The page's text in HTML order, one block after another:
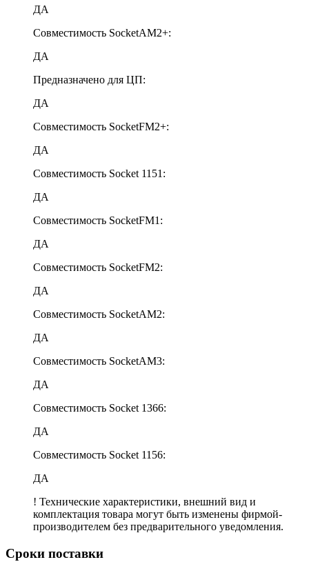
ДА
Совместимость SocketAM2+:
ДА
Предназначено для ЦП:
ДА
Совместимость SocketFM2+:
ДА
Совместимость Socket 1151:
ДА
Совместимость SocketFM1:
ДА
Совместимость SocketFM2:
ДА
Совместимость SocketAM2:
ДА
Совместимость SocketAM3:
ДА
Совместимость Socket 1366:
ДА
Совместимость Socket 1156:
ДА
! Технические характеристики, внешний вид и
комплектация товара могут быть изменены фирмой-
производителем без предварительного уведомления.
Сроки поставки